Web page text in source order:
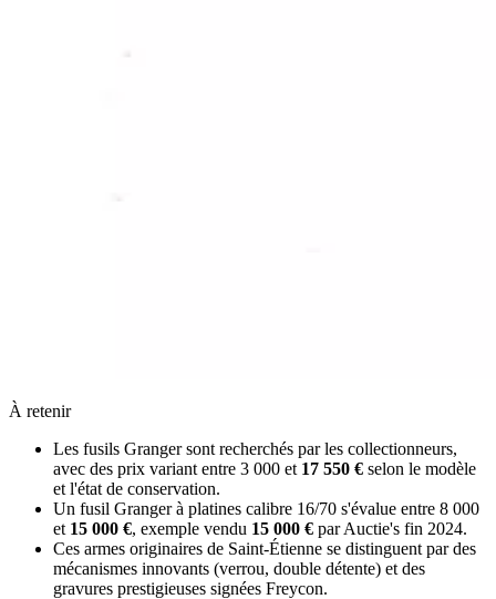
À retenir
Les fusils Granger sont recherchés par les collectionneurs,
avec des prix variant entre 3 000 et 17 550 € selon le modèle
et l'état de conservation.
Un fusil Granger à platines calibre 16/70 s'évalue entre 8 000
et 15 000 €, exemple vendu 15 000 € par Auctie's fin 2024.
Ces armes originaires de Saint-Étienne se distinguent par des
mécanismes innovants (verrou, double détente) et des
gravures prestigieuses signées Freycon.